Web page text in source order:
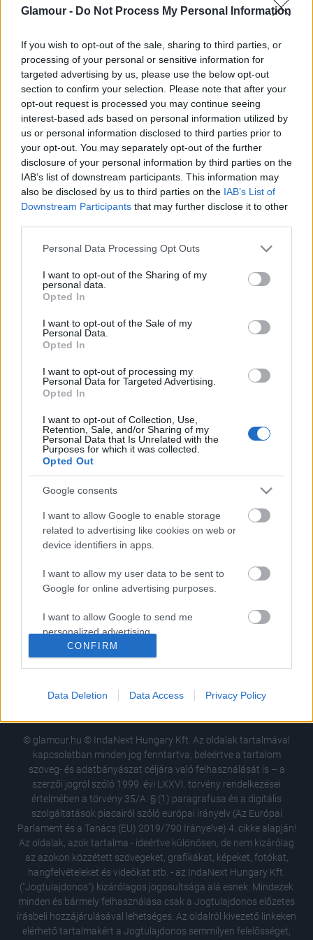
Glamour - Do Not Process My Personal Information
If you wish to opt-out of the sale, sharing to third parties, or
processing of your personal or sensitive information for
targeted advertising by us, please use the below opt-out
section to confirm your selection. Please note that after your
opt-out request is processed you may continue seeing
interest-based ads based on personal information utilized by
us or personal information disclosed to third parties prior to
your opt-out. You may separately opt-out of the further
disclosure of your personal information by third parties on the
IAB’s list of downstream participants. This information may
also be disclosed by us to third parties on the IAB’s List of
Downstream Participants that may further disclose it to other
Please note that this website/app uses one or more Google
not limited to your visit or usage behaviour. You may click to
grant or deny consent to Google and its third-party tags to
use your data for below specified purposes in below Google
consent section.
Personal Data Processing Opt Outs
I want to opt-out of the Sharing of my
personal data.
Opted In
I want to opt-out of the Sale of my
Personal Data.
Opted In
I want to opt-out of processing my
Personal Data for Targeted Advertising.
Opted In
I want to opt-out of Collection, Use,
Retention, Sale, and/or Sharing of my
Personal Data that Is Unrelated with the
Purposes for which it was collected.
Opted Out
Google consents
I want to allow Google to enable storage
related to advertising like cookies on web or
device identifiers in apps.
I want to allow my user data to be sent to
Google for online advertising purposes.
I want to allow Google to send me
personalized advertising.
I want to allow Google to enable storage
device identifiers in apps.
I want to allow Google to enable storage
related to personalization.
I want to allow Google to enable storage
related to security, including authentication
functionality and fraud prevention, and other
user protection.
CONFIRM
Data Deletion Data Access Privacy Policy
GLAMOUR POWER
Nők a kreatív szakmákban:
egyenlőtlenségek, kihívások és a női
látásmód ereje
GLAMOUR POWER
A GLAMOUR továbbra is kiáll az
egyenlő bérek mellett!
Címke Egyenlő Bérezés Napja
Archívum Impresszum
Adatkezelési tájékoztató
Rólunk
Szerkesztőségi küldetés
Médiaajánlat
Előfizetés
Kapcsolat
RSS
Németország
Anglia
Bulgária
Lengyelország
© glamour.hu © IndaNext Hungary Kft. Az oldalak tartalmával
kapcsolatban minden jog fenntartva, beleértve a tartalom
szöveg- és adatbányászat céljára való felhasználását is – a
szerzői jogról szóló 1999. évi LXXVI. törvény rendelkezései
értelmében a törvény 35/A. § (1) paragrafusa és a digitális
szolgáltatások piacairól szóló európai irányelv (Az Európai
Parlament és a Tanács (EU) 2019/790 Irányelve) 4. cikke alapján!
Az oldalak, azok tartalma - ideértve különösen, de nem kizárólag
az azokon közzétett szövegeket, grafikákat, képeket, fotókat,
hangfelvételeket és videókat stb. - az IndaNext Hungary Kft.
("Jogtulajdonos") kizárólagos jogosultsága alá esnek. Mindezek
minden és bármely felhasználása csak a Jogtulajdonos előzetes
írásbeli hozzájárulásával lehetséges. Az oldalról kivezető linkeken
elérhető tartalmakért a Jogtulajdonos semmilyen felelősséget,